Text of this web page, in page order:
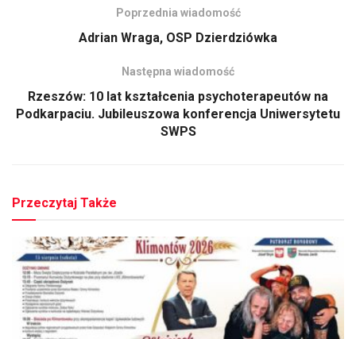
Poprzednia wiadomość
Adrian Wraga, OSP Dzierdziówka
Następna wiadomość
Rzeszów: 10 lat kształcenia psychoterapeutów na
Podkarpaciu. Jubileuszowa konferencja Uniwersytetu
SWPS
Przeczytaj Także